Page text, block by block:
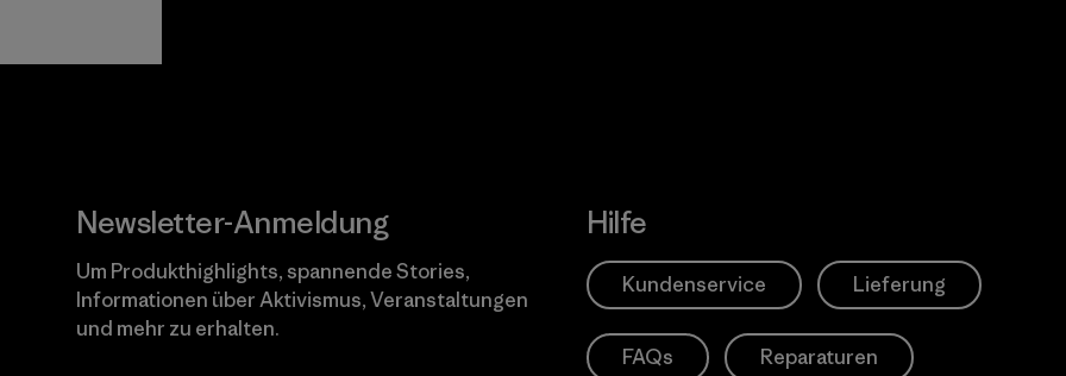
Newsletter-Anmeldung
Um Produkthighlights, spannende Stories,
Informationen über Aktivismus, Veranstaltungen
und mehr zu erhalten.
Hilfe
Kundenservice Lieferung
FAQs Reparaturen